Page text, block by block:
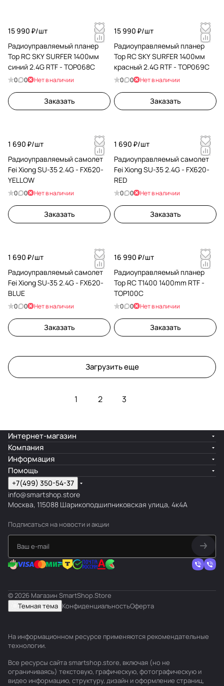
15 990 ₽/шт
Радиоуправляемый планер
Top RC SKY SURFER 1400мм
синий 2.4G RTF - TOP068C
0 0 Нет в наличии
Заказать
15 990 ₽/шт
Радиоуправляемый планер
Top RC SKY SURFER 1400мм
красный 2.4G RTF - TOP069C
0 0 Нет в наличии
Заказать
1 690 ₽/шт
Радиоуправляемый самолет
Fei Xiong SU-35 2.4G - FX620-
YELLOW
0 0 Нет в наличии
Заказать
1 690 ₽/шт
Радиоуправляемый самолет
Fei Xiong SU-35 2.4G - FX620-
RED
0 0 Нет в наличии
Заказать
1 690 ₽/шт
Радиоуправляемый самолет
Fei Xiong SU-35 2.4G - FX620-
BLUE
0 0 Нет в наличии
Заказать
16 990 ₽/шт
Радиоуправляемый планер
Top RC T1400 1400mm RTF -
TOP100C
0 0 Нет в наличии
Заказать
Загрузить еще
1 2 3
Интернет-магазин
Компания
Информация
Помощь
+7(499) 350-54-37
info@smartshop.store
Москва, 115088 Шарикоподшипниковская улица, 4к4А
Подписаться на новости и акции
© 2026 Магазин SmartShop.Store
Темная тема КонфиденциальностьОферта
На информационном ресурсе применяются рекомендательные
технологии.
Все ресурсы сайта smartshop.store, включая (но не
ограничиваясь) текстовую, графическую, фотографическую и
видео информацию, структуру, дизайн и оформление страниц,